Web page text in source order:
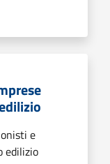
e
edilizio